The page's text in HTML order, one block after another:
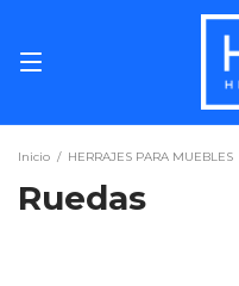
Inicio / HERRAJES PARA MUEBLES
Ruedas